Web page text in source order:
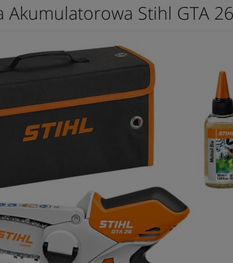
Akumulatorowa Stihl GTA